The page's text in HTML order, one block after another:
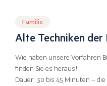
Familie
Alte Techniken
Wie haben unsere Vorfahren
finden Sie es heraus!
Dauer: 30 bis 45 Minuten –